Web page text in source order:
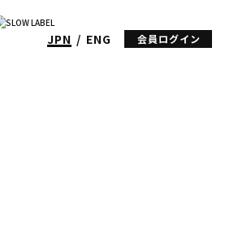
JPN ENG 会員ログイン